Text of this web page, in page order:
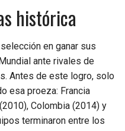
histórica
en ganar sus
ante rivales de
Antes de este logro, solo
esa proeza: Francia
Colombia (2014) y
terminaron entre los